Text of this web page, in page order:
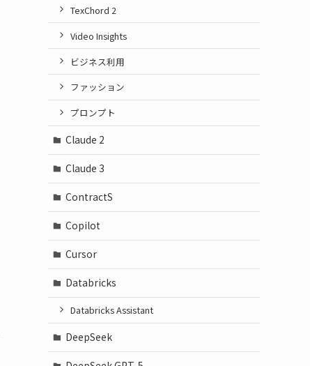
TexChord 2
Video Insights
ビジネス利用
ファッション
プロンプト
Claude 2
Claude 3
ContractS
Copilot
Cursor
Databricks
Databricks Assistant
DeepSeek